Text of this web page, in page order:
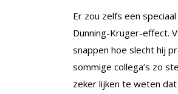
Er zou zelfs een
Dunning-Kruger-effect.
snappen hoe slecht hij
sommige collega’s zo
zeker lijken te weten